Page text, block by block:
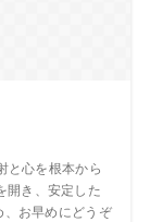
と心を根本から
開き、安定した
お早めにどうぞ